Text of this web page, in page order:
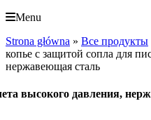
Menu
Strona główna » Все продукты
копье с защитой сопла для
нержавеющая сталь
высокого давления,